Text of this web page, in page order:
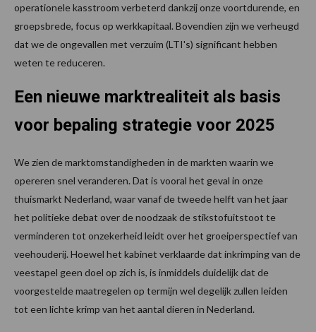
operationele kasstroom verbeterd dankzij onze voortdurende, en
groepsbrede, focus op werkkapitaal. Bovendien zijn we verheugd
dat we de ongevallen met verzuim (LTI's) significant hebben
weten te reduceren.
Een nieuwe marktrealiteit als basis
voor bepaling strategie voor 2025
We zien de marktomstandigheden in de markten waarin we
opereren snel veranderen. Dat is vooral het geval in onze
thuismarkt Nederland, waar vanaf de tweede helft van het jaar
het politieke debat over de noodzaak de stikstofuitstoot te
verminderen tot onzekerheid leidt over het groeiperspectief van
veehouderij. Hoewel het kabinet verklaarde dat inkrimping van de
veestapel geen doel op zich is, is inmiddels duidelijk dat de
voorgestelde maatregelen op termijn wel degelijk zullen leiden
tot een lichte krimp van het aantal dieren in Nederland.